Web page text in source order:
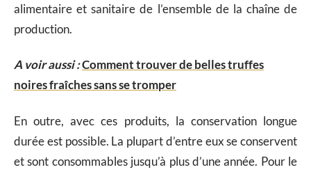
alimentaire et sanitaire de l’ensemble de la chaîne de
production.
A voir aussi :Comment trouver de belles truffes
noires fraîches sans se tromper
En outre, avec ces produits, la conservation longue
durée est possible. La plupart d’entre eux se conservent
et sont consommables jusqu’à plus d’une année. Pour le